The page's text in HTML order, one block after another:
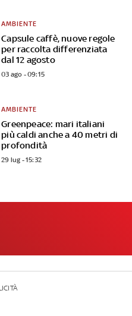
Capsule caffè, nuove regole
per raccolta differenziata
dal 12 agosto
AMBIENTE
03 ago - 09:15
Greenpeace: mari italiani
più caldi anche a 40 metri di
profondità
AMBIENTE
29 lug - 15:32